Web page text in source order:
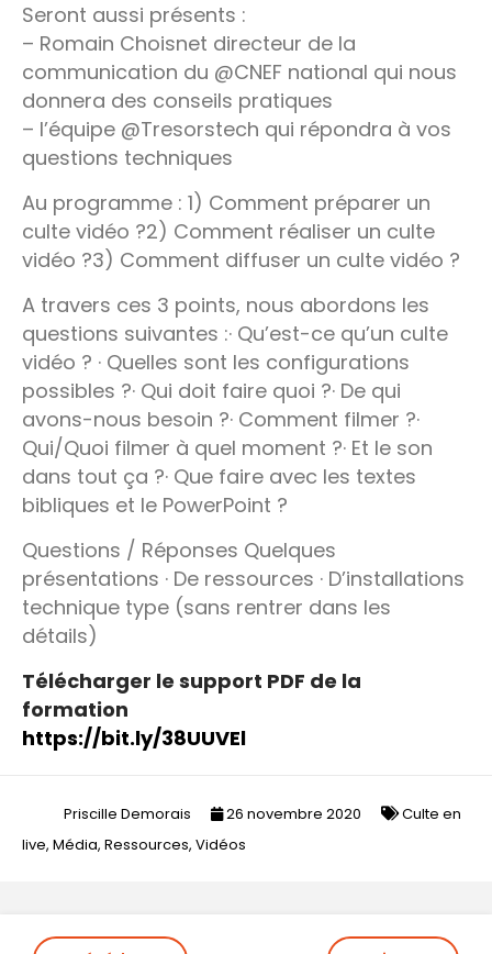
Seront aussi présents :
– Romain Choisnet directeur de la
communication du @CNEF national qui nous
donnera des conseils pratiques
– l’équipe @Tresorstech qui répondra à vos
questions techniques
Au programme : 1) Comment préparer un
culte vidéo ?2) Comment réaliser un culte
vidéo ?3) Comment diffuser un culte vidéo ?
A travers ces 3 points, nous abordons les
questions suivantes :· Qu’est-ce qu’un culte
vidéo ? · Quelles sont les configurations
possibles ?· Qui doit faire quoi ?· De qui
avons-nous besoin ?· Comment filmer ?·
Qui/Quoi filmer à quel moment ?· Et le son
dans tout ça ?· Que faire avec les textes
bibliques et le PowerPoint ?
Questions / Réponses Quelques
présentations · De ressources · D’installations
technique type (sans rentrer dans les
détails)
Télécharger le support PDF de la
formation
https://bit.ly/38UUVEl
Priscille Demorais 26 novembre 2020
Culte en
live, Média, Ressources, Vidéos